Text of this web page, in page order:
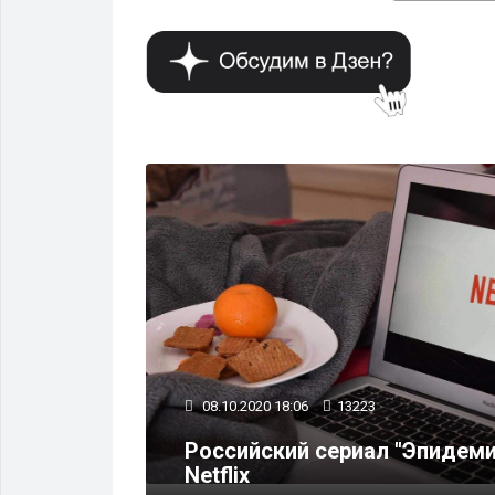
08.10.2020 18:06 13223
Российский сериал
Netflix